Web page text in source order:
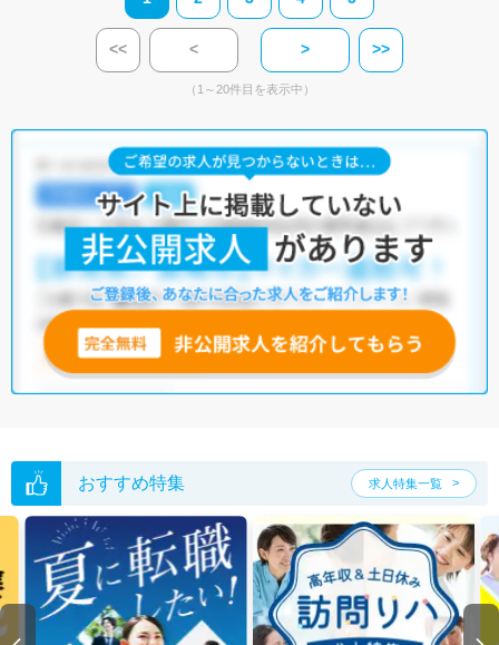
<< < > >>
（1～20件目を表示中）
おすすめ特集 求人特集一覧